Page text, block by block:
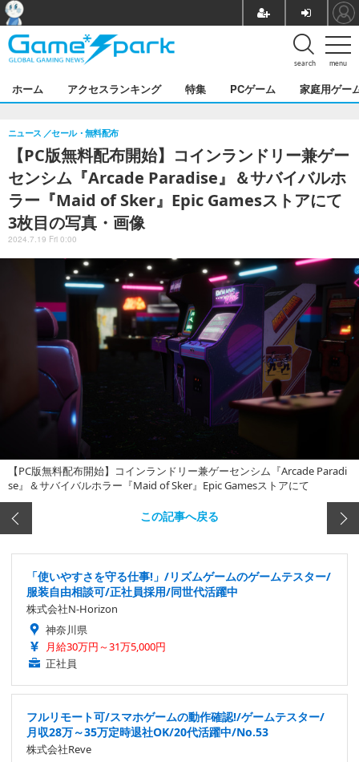
menu
search
ホーム アクセスランキング 特集 PCゲーム 家庭用ゲー
【PC版無料配布開始】コインランドリー兼ゲー
センシム『Arcade Paradise』＆サバイバルホ
ラー『Maid of Sker』Epic Gamesストアにて
3枚目の写真・画像
ニュース セール・無料配布
2024.7.19 Fri 0:00
【PC版無料配布開始】コインランドリー兼ゲーセンシム『Arcade Paradi
se』＆サバイバルホラー『Maid of Sker』Epic Gamesストアにて
この記事へ戻る
「使いやすさを守る仕事!」/リズムゲームのゲームテスター/
服装自由相談可/正社員採用/同世代活躍中
株式会社N-Horizon
神奈川県
月給30万円～31万5,000円
正社員
フルリモート可/スマホゲームの動作確認!/ゲームテスター/
月収28万～35万定時退社OK/20代活躍中/No.53
株式会社Reve